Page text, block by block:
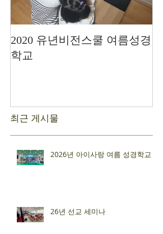
2020 유년비전스쿨 여름성경
학교
최근 게시물
2026년 아이사랑 여름 성경학교
26년 선교 세미나